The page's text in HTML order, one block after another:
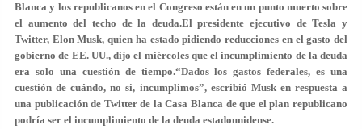
Blanca y los republicanos en el Congreso están en un punto muerto sobre
el aumento del techo de la deuda.El presidente ejecutivo de Tesla y
Twitter, Elon Musk, quien ha estado pidiendo reducciones en el gasto del
gobierno de EE. UU., dijo el miércoles que el incumplimiento de la deuda
era solo una cuestión de tiempo.“Dados los gastos federales, es una
cuestión de cuándo, no si, incumplimos”, escribió Musk en respuesta a
una publicación de Twitter de la Casa Blanca de que el plan republicano
podría ser el incumplimiento de la deuda estadounidense.